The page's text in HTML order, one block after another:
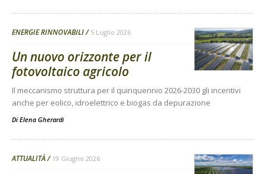
ENERGIE RINNOVABILI 5 Luglio 2026
Un nuovo orizzonte per il
fotovoltaico agricolo
Il meccanismo struttura per il quinquennio 2026-2030 gli incentivi
anche per eolico, idroelettrico e biogas da depurazione
Di Elena Gherardi
ATTUALITÀ 19 Giugno 2026